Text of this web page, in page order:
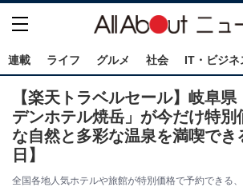
連載 ライフ グルメ 社会 IT・ビジネ
【楽天トラベルセール】岐阜
デンホテル焼岳」が今だけ特別
な自然と多彩な温泉を満喫でき
日】
全国各地人気ホテルや旅館が特別価格で予約できる